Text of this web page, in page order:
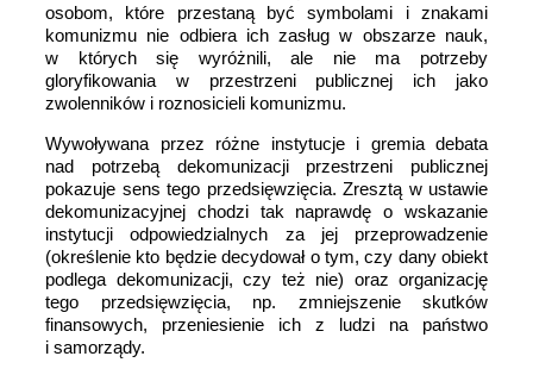
osobom, które przestaną być symbolami i znakami
komunizmu nie odbiera ich zasług w obszarze nauk,
w których się wyróżnili, ale nie ma potrzeby
gloryfikowania w przestrzeni publicznej ich jako
zwolenników i roznosicieli komunizmu.
Wywoływana przez różne instytucje i gremia debata
nad potrzebą dekomunizacji przestrzeni publicznej
pokazuje sens tego przedsięwzięcia. Zresztą w ustawie
dekomunizacyjnej chodzi tak naprawdę o wskazanie
instytucji odpowiedzialnych za jej przeprowadzenie
(określenie kto będzie decydował o tym, czy dany obiekt
podlega dekomunizacji, czy też nie) oraz organizację
tego przedsięwzięcia, np. zmniejszenie skutków
finansowych, przeniesienie ich z ludzi na państwo
i samorządy.